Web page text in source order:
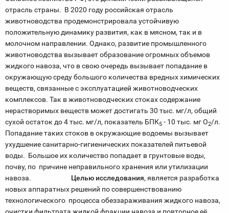
отрасль страны. В 2020 году российская отрасль
животноводства продемонстрировала устойчивую
положительную динамику развития, как в мясном, так и в
молочном направлении. Однако, развитие промышленного
животноводства вызывает образование огромных объемов
жидкого навоза, что в свою очередь вызывает попадание в
окружающую среду большого количества вредных химических
веществ, связанные с эксплуатацией животноводческих
комплексов. Так в животноводческих стоках содержание
неpаствоpимых веществ может достигать 30 тыс. мг/л, общий
сухой остаток до 4 тыс. мг/л, показатель БПК5 - 10 тыс. мг O2/л.
Попадание таких стоков в окружающие водоемы вызывает
ухудшение санитаpно-гигиенических показателей питьевой
воды. Большое их количество попадает в грунтовые воды,
почву, по причине неправильного хранения или утилизации
навоза. Целью исследования, является разработка
новых аппаратных решений по совершенствованию
технологического процесса обеззараживания жидкого навоза,